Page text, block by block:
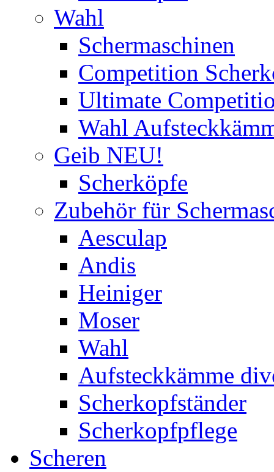
Wahl
Schermaschinen
Competition
Ultimate
Wahl
Geib NEU!
Scherköpfe
Zubehör für
Aesculap
Andis
Heiniger
Moser
Wahl
Aufsteckkämme
Scherkopfständer
Scherkopfpflege
Scheren